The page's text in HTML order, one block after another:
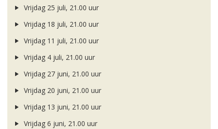
Vrijdag 25 juli, 21.00 uur
Vrijdag 18 juli, 21.00 uur
Vrijdag 11 juli, 21.00 uur
Vrijdag 4 juli, 21.00 uur
Vrijdag 27 juni, 21.00 uur
Vrijdag 20 juni, 21.00 uur
Vrijdag 13 juni, 21.00 uur
Vrijdag 6 juni, 21.00 uur